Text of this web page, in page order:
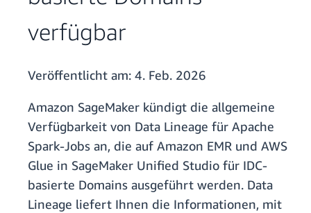
verfügbar
Veröffentlicht am: 4. Feb. 2026
Amazon SageMaker kündigt die allgemeine
Verfügbarkeit von Data Lineage für Apache
Spark-Jobs an, die auf Amazon EMR und AWS
Glue in SageMaker Unified Studio für IDC-
basierte Domains ausgeführt werden. Data
Lineage liefert Ihnen die Informationen, mit